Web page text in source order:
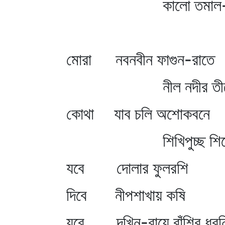
কালো তমাল-
মোরা নবনবীন ফাগুন-রাতে
নীল নদীর
কোথা যাব চলি অশোকবনে
শিখিপুচ্ছ
যবে দোলার ফুলরশি
দিবে নীপশাখায় কষি